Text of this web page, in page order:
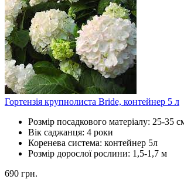
Гортензія крупнолиста Bride, контейнер 5 л
Розмір посадкового матеріалу: 25-35
Вік саджанця: 4 роки
Коренева система: контейнер 5л
Розмір дорослої рослини: 1,5-1,7 м
690 грн.